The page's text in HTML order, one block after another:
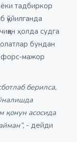
ёки тадбиркор
қўйилганда
ҳолда судга
бундан
форс-мажор
берилса,
қонун асосида
- дейди